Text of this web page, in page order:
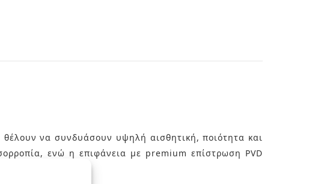
θέλουν να συνδυάσουν υψηλή αισθητική, ποιότητα και
ενώ η επιφάνεια με premium επίστρωση PVD